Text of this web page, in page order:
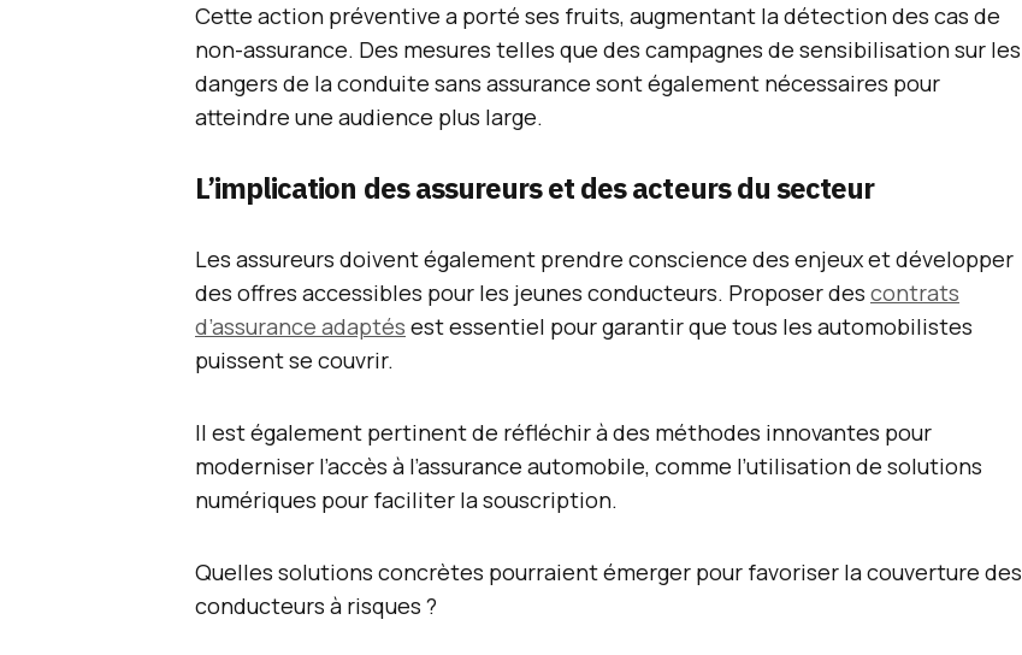
Cette action préventive a porté ses fruits, augmentant la détection des cas de
non-assurance. Des mesures telles que des campagnes de sensibilisation sur les
dangers de la conduite sans assurance sont également nécessaires pour
atteindre une audience plus large.
L’implication des assureurs et des acteurs du secteur
Les assureurs doivent également prendre conscience des enjeux et développer
des offres accessibles pour les jeunes conducteurs. Proposer des contrats
d’assurance adaptés est essentiel pour garantir que tous les automobilistes
puissent se couvrir.
Il est également pertinent de réfléchir à des méthodes innovantes pour
moderniser l’accès à l’assurance automobile, comme l’utilisation de solutions
numériques pour faciliter la souscription.
Quelles solutions concrètes pourraient émerger pour favoriser la couverture des
conducteurs à risques ?